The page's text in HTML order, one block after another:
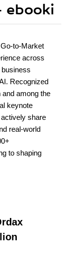
ebooki
to-Market
across
Recognized
and among the
keynote
share
real-world
to shaping